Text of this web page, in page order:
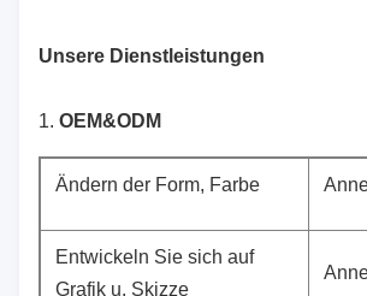
Unsere Dienstleistungen
1. OEM&ODM
Ändern der Form, Farbe
Entwickeln Sie sich auf
Grafik u. Skizze